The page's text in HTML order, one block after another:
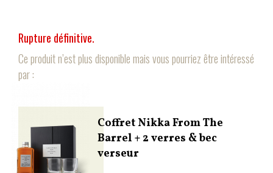
Rupture définitive.
Ce produit n’est plus disponible mais vous pourriez être intéressé
par :
Coffret Nikka From The
Barrel + 2 verres & bec
verseur